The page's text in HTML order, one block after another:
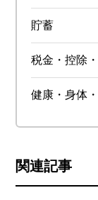
貯蓄
税金・控除
健康・身体
関連記事